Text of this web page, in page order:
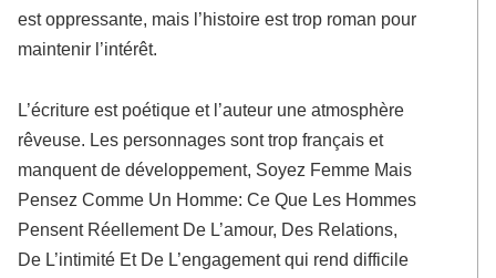
est oppressante, mais l’histoire est trop roman pour
maintenir l’intérêt.
L’écriture est poétique et l’auteur une atmosphère
rêveuse. Les personnages sont trop français et
manquent de développement, Soyez Femme Mais
Pensez Comme Un Homme: Ce Que Les Hommes
Pensent Réellement De L’amour, Des Relations,
De L’intimité Et De L’engagement qui rend difficile